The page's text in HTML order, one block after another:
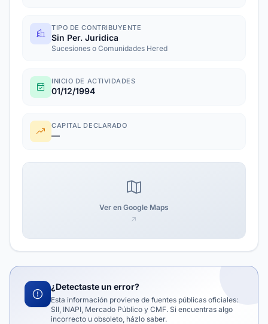
TIPO DE CONTRIBUYENTE
Sin Per. Juridica
Sucesiones o Comunidades Hered
INICIO DE ACTIVIDADES
01/12/1994
CAPITAL DECLARADO
—
Ver en Google Maps
¿Detectaste un error?
Esta información proviene de fuentes públicas oficiales:
SII, INAPI, Mercado Público y CMF. Si encuentras algo
incorrecto u obsoleto, házlo saber.